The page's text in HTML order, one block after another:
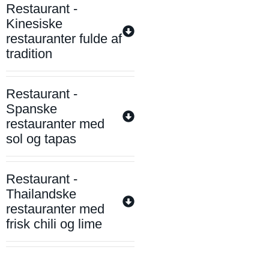
Restaurant -
Kinesiske
restauranter fulde af
tradition
Restaurant -
Spanske
restauranter med
sol og tapas
Restaurant -
Thailandske
restauranter med
frisk chili og lime